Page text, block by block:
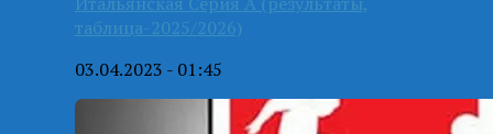
таблица-2025/2026)
03.04.2023 - 01:45